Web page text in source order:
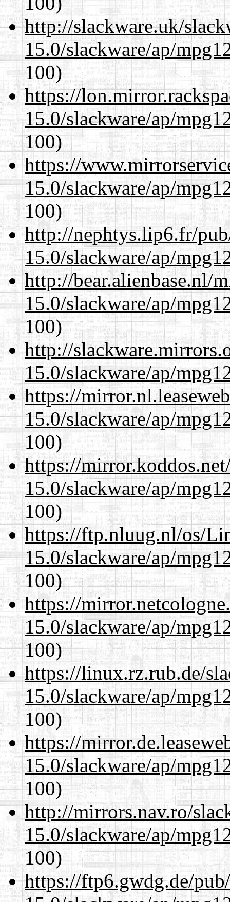
http://slackware.uk/
15.0/slackware/ap/
100)
https://
15.0/slackware/ap/
100)
https://
15.0/slackware/ap/
100)
http://nephtys.lip6.fr/
15.0/slackware/ap/
http://bear.alienbase.nl/
15.0/slackware/ap/
100)
http://
15.0/slackware/ap/
https://
15.0/slackware/ap/
100)
https://
15.0/slackware/ap/
100)
https://ftp.nluug.nl/os/
15.0/slackware/ap/
100)
https://
15.0/slackware/ap/
100)
https://linux.rz.rub.de/
15.0/slackware/ap/
100)
https://
15.0/slackware/ap/
100)
http://mirrors.nav.ro/
15.0/slackware/ap/
100)
https://ftp6.gwdg.de/